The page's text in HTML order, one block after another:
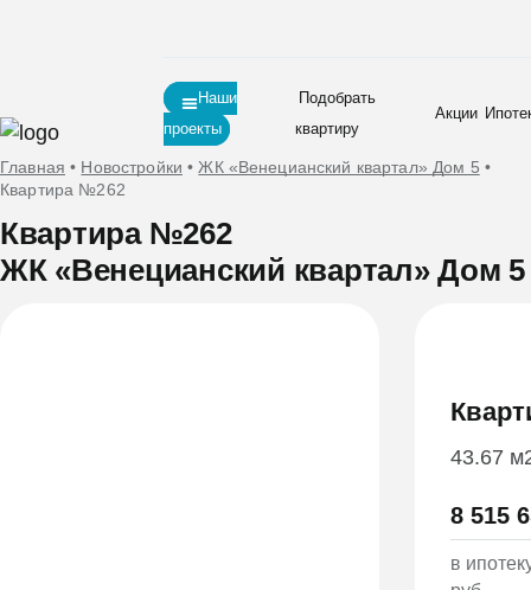
Наши
проекты
Подобрать
квартиру
Акции
Главная • Новостройки • ЖК «Венецианский квартал» Дом 5 •
Квартира №262
Квартира №262
ЖК «Венецианский квартал» Дом 5
43.67
8 515
в